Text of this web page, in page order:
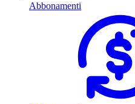
Abbonamenti